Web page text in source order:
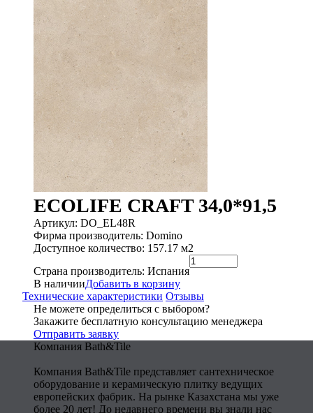
ECOLIFE CRAFT 34,0*91,5
Артикул: DO_EL48R
Фирма производитель: Domino
Доступное количество: 157.17 м2
Страна производитель: Испания
В наличииДобавить в корзину
Технические характеристики Отзывы
Не можете определиться с выбором?
Закажите бесплатную консультацию менеджера
Отправить заявку
Компания Bath&Tile
Компания Bath&Tile представляет сантехническое
оборудование и керамическую плитку ведущих
европейских фабрик. На рынке Казахстана мы уже
более 20 лет! До недавнего времени вы знали нас